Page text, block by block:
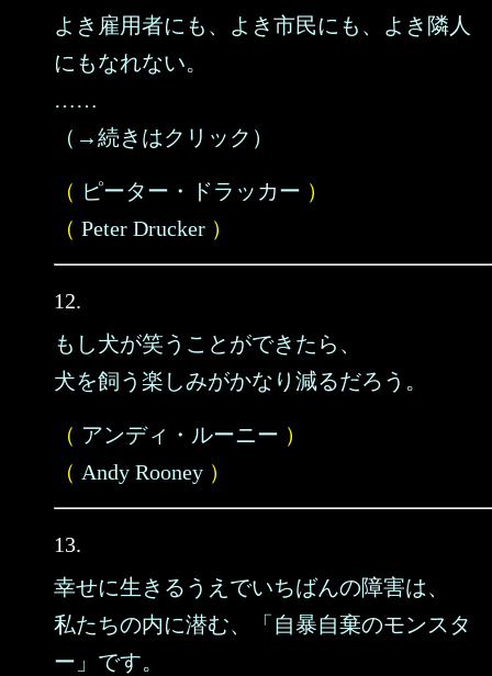
よき雇用者にも、よき市民にも、よき隣人
にもなれない。
……
（→続きはクリック）
（ ピーター・ドラッカー ）
（ Peter Drucker ）
12.
もし犬が笑うことができたら、
犬を飼う楽しみがかなり減るだろう。
（ アンディ・ルーニー ）
（ Andy Rooney ）
13.
幸せに生きるうえでいちばんの障害は、
私たちの内に潜む、「自暴自棄のモンスタ
ー」です。